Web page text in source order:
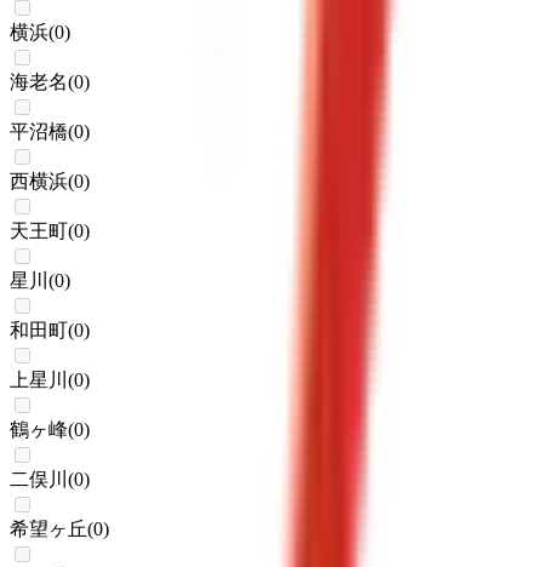
横浜(0)
海老名(0)
平沼橋(0)
西横浜(0)
天王町(0)
星川 (0)
和田町(0)
上星川 (0)
鶴ヶ峰(0)
二俣川 (0)
希望ヶ丘(0)